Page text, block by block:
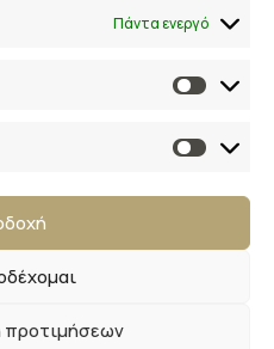
Πάντα ενεργό
55 22 57